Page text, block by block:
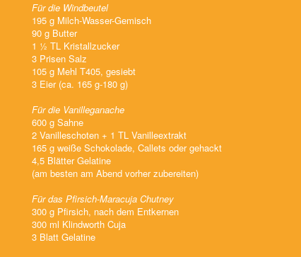
Für die Windbeutel
195 g Milch-Wasser-Gemisch
90 g Butter
1 1⁄2 TL Kristallzucker
3 Prisen Salz
105 g Mehl T405, gesiebt
3 Eier (ca. 165 g-180 g)
Für die Vanilleganache
600 g Sahne
2 Vanilleschoten + 1 TL Vanilleextrakt
165 g weiße Schokolade, Callets oder gehackt
4,5 Blätter Gelatine
(am besten am Abend vorher zubereiten)
Für das Pfirsich-Maracuja Chutney
300 g Pfirsich, nach dem Entkernen
300 ml Klindworth Cuja
3 Blatt Gelatine